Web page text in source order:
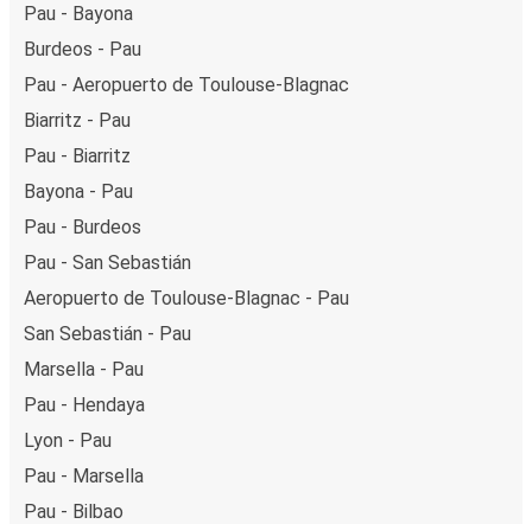
Pau - Bayona
Burdeos - Pau
Pau - Aeropuerto de Toulouse-Blagnac
Biarritz - Pau
Pau - Biarritz
Bayona - Pau
Pau - Burdeos
Pau - San Sebastián
Aeropuerto de Toulouse-Blagnac - Pau
San Sebastián - Pau
Marsella - Pau
Pau - Hendaya
Lyon - Pau
Pau - Marsella
Pau - Bilbao